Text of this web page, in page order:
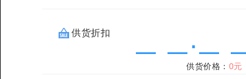
供货折扣 .
供货价格： 0元